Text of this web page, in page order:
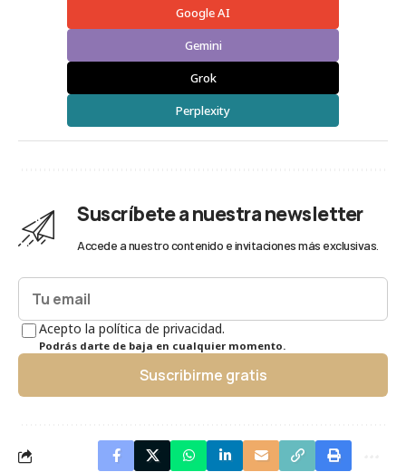
Google AI
Gemini
Grok
Perplexity
Suscríbete a nuestra newsletter
Accede a nuestro contenido e invitaciones más exclusivas.
Acepto la política de privacidad.
Podrás darte de baja en cualquier momento.
Suscribirme gratis